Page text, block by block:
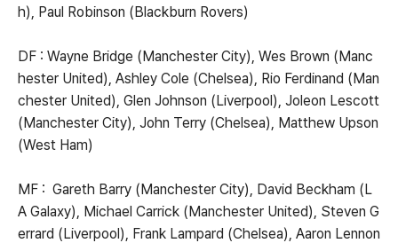
h), Paul Robinson (Blackburn Rovers)
DF : Wayne Bridge (Manchester City), Wes Brown (Manc
hester United), Ashley Cole (Chelsea), Rio Ferdinand (Man
chester United), Glen Johnson (Liverpool), Joleon Lescott
(Manchester City), John Terry (Chelsea), Matthew Upson
(West Ham)
MF : Gareth Barry (Manchester City), David Beckham (L
A Galaxy), Michael Carrick (Manchester United), Steven G
errard (Liverpool), Frank Lampard (Chelsea), Aaron Lennon